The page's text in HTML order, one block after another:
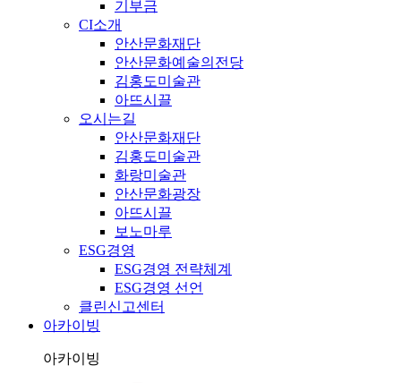
기부금
CI소개
안산문화재단
안산문화예술의전당
김홍도미술관
아뜨시끌
오시는길
안산문화재단
김홍도미술관
화랑미술관
안산문화광장
아뜨시끌
보노마루
ESG경영
ESG경영 전략체계
ESG경영 선언
클린신고센터
아카이빙
아카이빙